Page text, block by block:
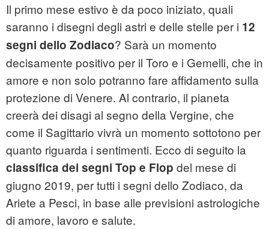
Il primo mese estivo è da poco iniziato, quali
saranno i disegni degli astri e delle stelle per i 12
segni dello Zodiaco? Sarà un momento
decisamente positivo per il Toro e i Gemelli, che in
amore e non solo potranno fare affidamento sulla
protezione di Venere. Al contrario, il pianeta
creerà dei disagi al segno della Vergine, che
come il Sagittario vivrà un momento sottotono per
quanto riguarda i sentimenti. Ecco di seguito la
classifica dei segni Top e Flop del mese di
giugno 2019, per tutti i segni dello Zodiaco, da
Ariete a Pesci, in base alle previsioni astrologiche
di amore, lavoro e salute.